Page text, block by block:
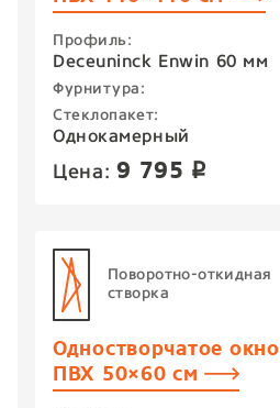
Профиль:
Deceuninck Enwin 60 мм
Фурнитура:
Стеклопакет:
Однокамерный
Цена:9 795 p
Поворотно-откидная
створка
Одностворчатое окно
ПВХ 50×60 см